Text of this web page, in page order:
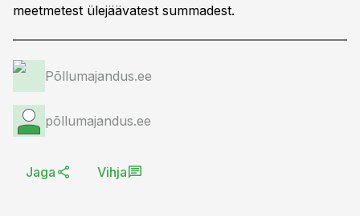
meetmetest ülejäävatest summadest.
Põllumajandus.ee
põllumajandus.ee
Jaga Vihja